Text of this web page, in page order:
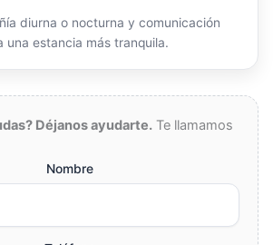
diurna o nocturna y comunicación
una estancia más tranquila.
Déjanos ayudarte. Te llamamos
Nombre